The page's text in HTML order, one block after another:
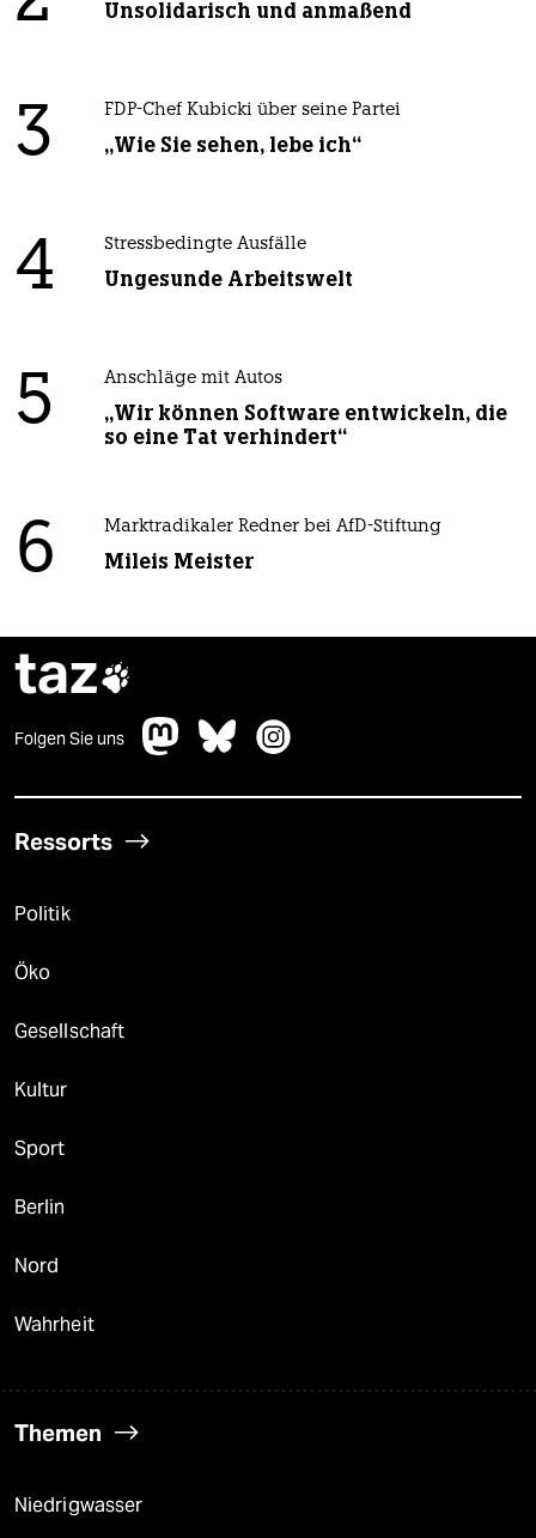
Unsolidarisch und anmaßend
3 FDP-Chef Kubicki über seine Partei
„Wie Sie sehen, lebe ich“
4 Stressbedingte Ausfälle
Ungesunde Arbeitswelt
5 Anschläge mit Autos
„Wir können Software entwickeln, die
so eine Tat verhindert“
6 Marktradikaler Redner bei AfD-Stiftung
Mileis Meister
taz
Folgen Sie uns
Ressorts
Politik
Öko
Gesellschaft
Kultur
Sport
Berlin
Nord
Wahrheit
Themen
Niedrigwasser